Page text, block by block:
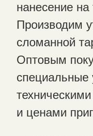
нанесение на
Производим
сломанной
Оптовым
специальные
и ценами